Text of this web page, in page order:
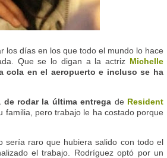
los días en los que todo el mundo lo hace
Que se lo digan a la actriz Michelle
cola en el aeropuerto e incluso se ha
de rodar la última entrega de Resident
familia, pero trabajo le ha costado porque
sería raro que hubiera salido con todo el
el trabajo. Rodríguez optó por un